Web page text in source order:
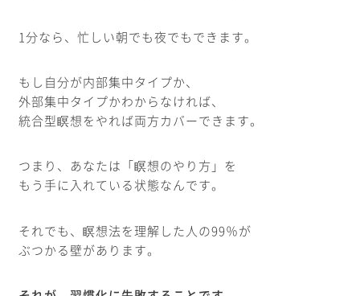
1分なら、忙しい朝でも夜でもできます。
もし自分が内部集中タイプか、
外部集中タイプかわからなければ、
統合型瞑想をやれば両方カバーできます。
つまり、あなたは「瞑想のやり方」を
もう手に入れている状態なんです。
それでも、瞑想法を理解した人の99％が
ぶつかる壁があります。